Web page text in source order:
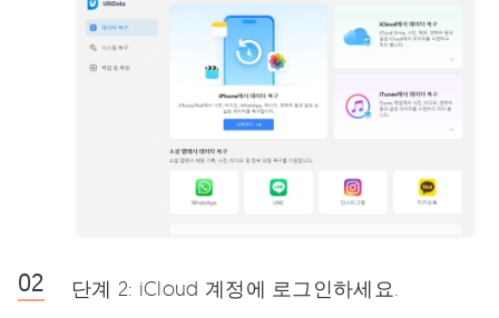
단계 2: iCloud 계정에 로그인하세요.